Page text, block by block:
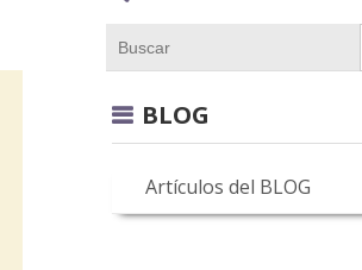
BLOG
Artículos del BLOG